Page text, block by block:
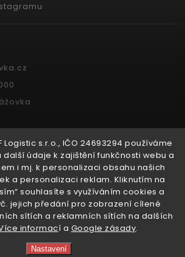
Logistic s.r.o., IČO 24693294 používáme
údaje k zajištění funkčnosti webu a
i mj. k personalizaci obsahu našich
a personalizaci reklam. Kliknutím na
souhlasíte s využíváním cookies a
jejich předání pro zobrazení cílené
sítích a reklamních sítích na dalších
informací a Google zásady.
Nastavení
. Všechna práva vyhrazena.
Shoptet| Design